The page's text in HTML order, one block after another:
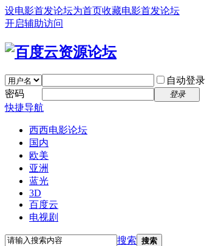
设电影首发论坛为首页收藏电影首发论坛
开启辅助访问
自动登录
密码
登录
快捷导航
西西电影论坛
国内
欧美
亚洲
蓝光
3D
百度云
电视剧
搜索 搜索